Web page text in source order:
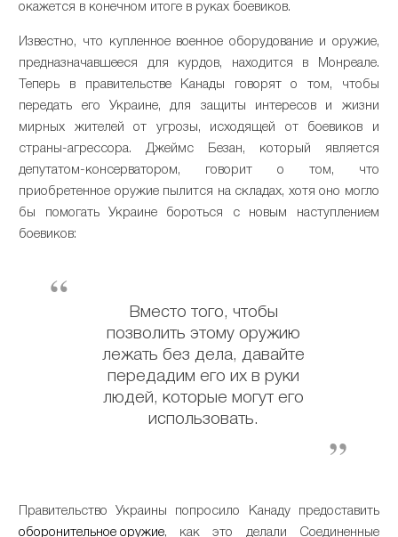
окажется в конечном итоге в руках боевиков.
Известно, что купленное военное оборудование и оружие,
предназначавшееся для курдов, находится в Монреале.
Теперь в правительстве Канады говорят о том, чтобы
передать его Украине, для защиты интересов и жизни
мирных жителей от угрозы, исходящей от боевиков и
страны-агрессора. Джеймс Безан, который является
депутатом-консерватором, говорит о том, что
приобретенное оружие пылится на складах, хотя оно могло
бы помогать Украине бороться с новым наступлением
боевиков:
Вместо того, чтобы
позволить этому оружию
лежать без дела, давайте
передадим его их в руки
людей, которые могут его
использовать.
Правительство Украины попросило Канаду предоставить
оборонительное оружие, как это делали Соединенные